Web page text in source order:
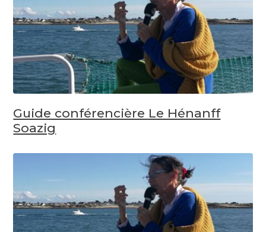
Guide conférencière Le Hénanff
Soazig